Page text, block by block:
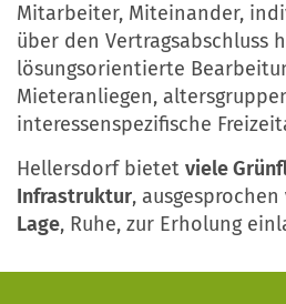
Mitarbeiter, Miteinander,
über den Vertragsabschluss
lösungsorientierte
Mieteranliegen,
interessenspezifische
Hellersdorf bietet viele
Infrastruktur, ausgesprochen
Lage, Ruhe, zur Erholung